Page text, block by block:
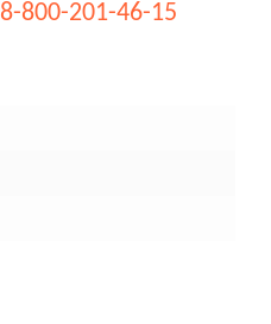
8-800-201-46-15